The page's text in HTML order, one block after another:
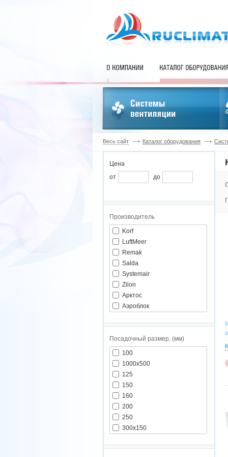
Весь сайт Каталог оборудования
Цена
от
до
Производитель
Korf
LuftMeer
Remak
Salda
Systemair
Zilon
Арктос
Аэроблок
Посадочный размер, (мм)
100
1000х500
125
150
160
200
250
300х150
355